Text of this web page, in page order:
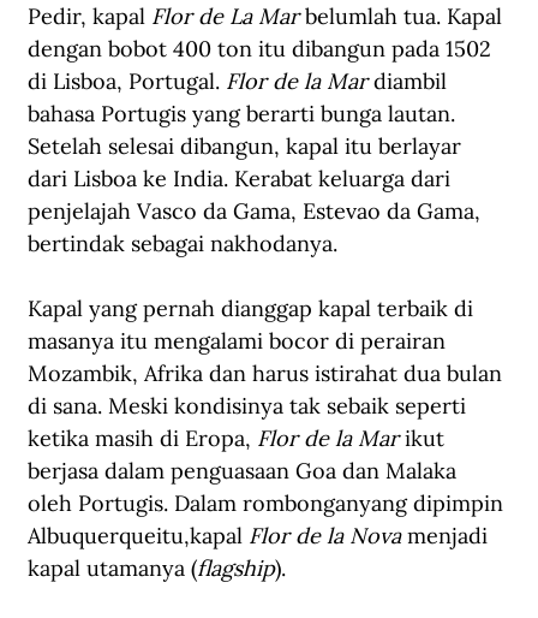
Pedir, kapal Flor de La Mar belumlah tua. Kapal
dengan bobot 400 ton itu dibangun pada 1502
di Lisboa, Portugal. Flor de la Mar diambil
bahasa Portugis yang berarti bunga lautan.
Setelah selesai dibangun, kapal itu berlayar
dari Lisboa ke India. Kerabat keluarga dari
penjelajah Vasco da Gama, Estevao da Gama,
bertindak sebagai nakhodanya.
Kapal yang pernah dianggap kapal terbaik di
masanya itu mengalami bocor di perairan
Mozambik, Afrika dan harus istirahat dua bulan
di sana. Meski kondisinya tak sebaik seperti
ketika masih di Eropa, Flor de la Mar ikut
berjasa dalam penguasaan Goa dan Malaka
oleh Portugis. Dalam rombonganyang dipimpin
Albuquerqueitu,kapal Flor de la Nova menjadi
kapal utamanya (flagship).